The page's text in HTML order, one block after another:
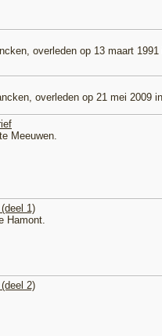
overleden op 13 maart
overleden op 21 mei 2009
Meeuwen.
1)
Hamont.
2)